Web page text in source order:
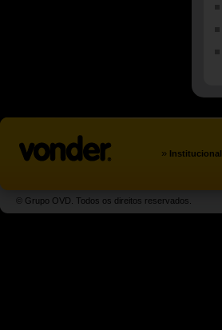
» Institucional
© Grupo OVD. Todos os direitos reservados.